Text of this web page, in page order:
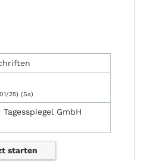
25) (Sa)
Tagesspiegel GmbH
starten